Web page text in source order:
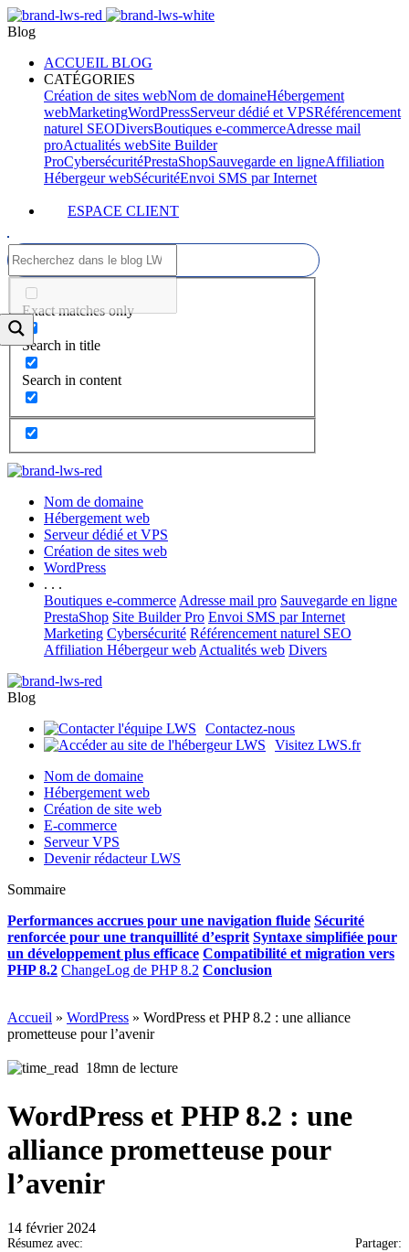
Blog
ACCUEIL BLOG
CATÉGORIES
Création de sites webNom de domaineHébergement
webMarketingWordPressServeur dédié et VPSRéférencement
naturel SEODiversBoutiques e-commerceAdresse mail
proActualités webSite Builder
ProCybersécuritéPrestaShopSauvegarde en ligneAffiliation
Hébergeur webSécuritéEnvoi SMS par Internet
ESPACE CLIENT
Exact matches only
Search in title
Search in content
Nom de domaine
Hébergement web
Serveur dédié et VPS
Création de sites web
WordPress
. . .
Boutiques e-commerce Adresse mail pro Sauvegarde en ligne
PrestaShop Site Builder Pro Envoi SMS par Internet
Marketing Cybersécurité Référencement naturel SEO
Affiliation Hébergeur web Actualités web Divers
Blog
Contactez-nous
Visitez LWS.fr
Nom de domaine
Hébergement web
Création de site web
E-commerce
Serveur VPS
Devenir rédacteur LWS
Sommaire
Performances accrues pour une navigation fluide Sécurité
renforcée pour une tranquillité d’esprit Syntaxe simplifiée pour
un développement plus efficace Compatibilité et migration vers
PHP 8.2 ChangeLog de PHP 8.2 Conclusion
Accueil » WordPress » WordPress et PHP 8.2 : une alliance
prometteuse pour l’avenir
18mn de lecture
WordPress et PHP 8.2 : une
alliance prometteuse pour
l’avenir
14 février 2024
Résumez avec: Partager: